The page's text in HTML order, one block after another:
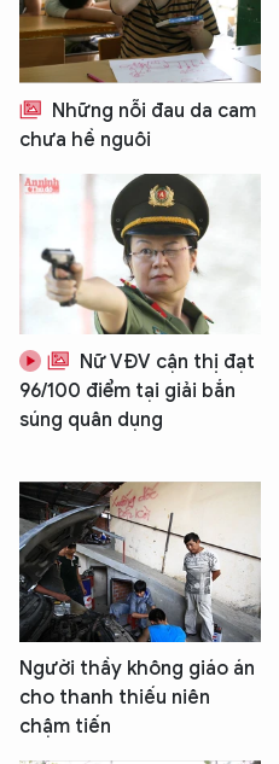
Những nỗi đau da cam
chưa hề nguôi
Nữ VĐV cận thị đạt
96/100 điểm tại giải bắn
súng quân dụng
Người thầy không giáo án
cho thanh thiếu niên
chậm tiến